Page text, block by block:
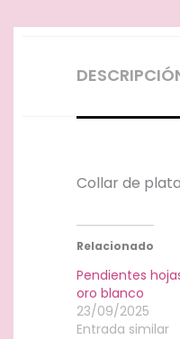
Collar de
Relacionado
Pendientes
oro blanco
23/09/2025
Entrada similar